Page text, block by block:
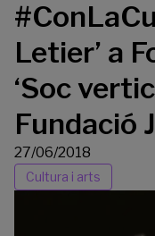
Letier’ a
‘Soc
Fundació
27/06/2018
Cultura i arts